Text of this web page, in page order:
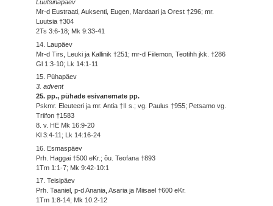
Luutsinapäev
Mr-d Eustraati, Auksenti, Eugen, Mardaari ja Orest †296; mr.
Luutsia †304
2Ts 3:6-18; Mk 9:33-41
14. Laupäev
Mr-d Tirs, Leuki ja Kallinik †251; mr-d Fiilemon, Teotihh jkk. †286
Gl 1:3-10; Lk 14:1-11
15. Pühapäev
3. advent
25. pp., pühade esivanemate pp.
Pskmr. Eleuteeri ja mr. Antia †II s.; vg. Paulus †955; Petsamo vg.
Triifon †1583
8. v. HE Mk 16:9-20
Kl 3:4-11; Lk 14:16-24
16. Esmaspäev
Prh. Haggai †500 eKr.; õu. Teofana †893
1Tm 1:1-7; Mk 9:42-10:1
17. Teisipäev
Prh. Taaniel, p-d Anania, Asaria ja Miisael †600 eKr.
1Tm 1:8-14; Mk 10:2-12